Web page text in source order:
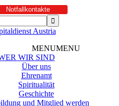
Notfallkontakte
Austria
MENUMENU
WIR SIND
Über uns
Ehrenamt
Spiritualität
Geschichte
und Mitglied werden